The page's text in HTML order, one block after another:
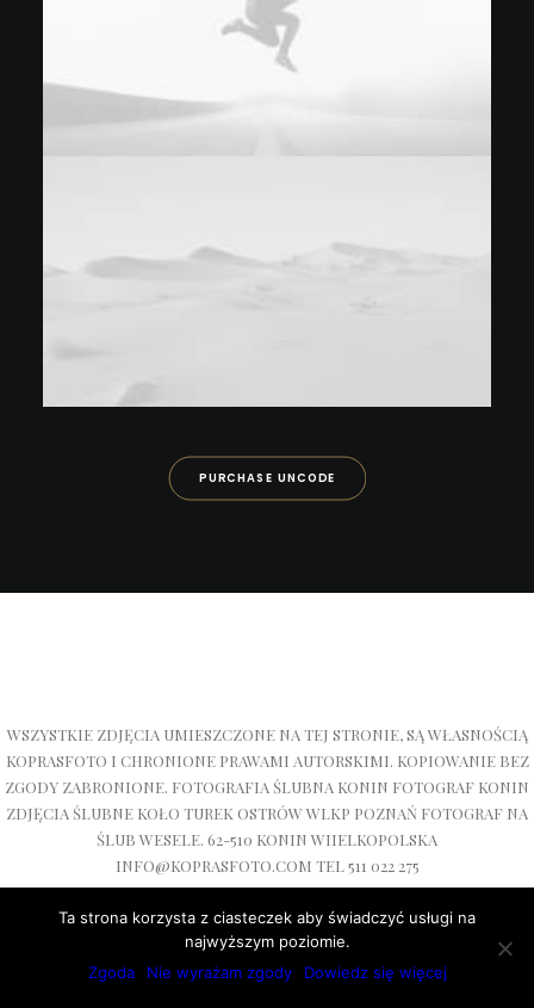
PURCHASE UNCODE
WSZYSTKIE ZDJĘCIA UMIESZCZONE NA TEJ STRONIE, SĄ WŁASNOŚCIĄ
KOPRASFOTO I CHRONIONE PRAWAMI AUTORSKIMI. KOPIOWANIE BEZ
ZGODY ZABRONIONE. FOTOGRAFIA ŚLUBNA KONIN FOTOGRAF KONIN
ZDJĘCIA ŚLUBNE KOŁO TUREK OSTRÓW WLKP POZNAŃ FOTOGRAF NA
ŚLUB WESELE. 62-510 KONIN WIIELKOPOLSKA
INFO@KOPRASFOTO.COM TEL 511 022 275
Ta strona korzysta z ciasteczek aby świadczyć usługi na
najwyższym poziomie.
Zgoda
Nie wyrażam zgody Dowiedz się więcej